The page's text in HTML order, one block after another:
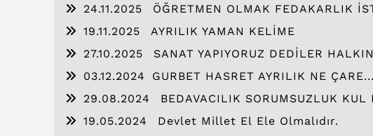
24.11.2025
ÖĞRETMEN OLMAK FEDAKARLIK
19.11.2025
AYRILIK YAMAN KELİME
27.10.2025
SANAT YAPIYORUZ DEDİLER
03.12.2024
​GURBET HASRET AYRILIK NE ÇARE...
29.08.2024
BEDAVACILIK SORUMSUZLUK KUL
19.05.2024
Devlet Millet El Ele Olmalıdır.